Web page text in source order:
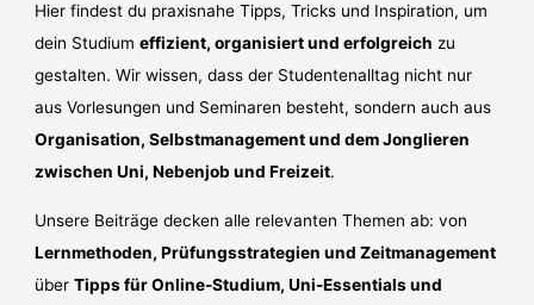
Hier findest du praxisnahe Tipps, Tricks und Inspiration, um
dein Studiumeffizient, organisiert und erfolgreich zu
gestalten. Wir wissen, dass der Studentenalltag nicht nur
aus Vorlesungen und Seminaren besteht, sondern auch aus
Organisation, Selbstmanagement und dem Jonglieren
zwischen Uni, Nebenjob und Freizeit.
Unsere Beiträge decken alle relevanten Themen ab: von
Lernmethoden, Prüfungsstrategien und Zeitmanagement
überTipps für Online-Studium, Uni-Essentials und